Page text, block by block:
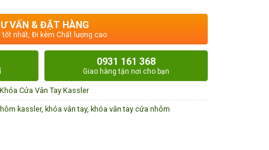
VẤN & ĐẶT HÀNG
tốt nhất, Đi kèm Chất lượng cao
0931 161 368
Giao hàng tận nơi cho bạn
Khóa Cửa Vân Tay Kassler
kassler, khóa vân tay, khóa vân tay cửa nhôm